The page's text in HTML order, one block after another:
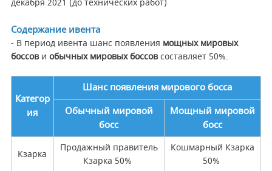
декабря 2021 (до технических работ)
Содержание ивента
- В период ивента шанс появления мощных мировых
боссови обычных мировых боссовсоставляет 50%.
Категор
ия
Шанс появления мирового босса
Обычный мировой
босс
Мощный мировой
босс
Кзарка
Продажный правитель
Кзарка 50%
Кошмарный Кзарка
50%